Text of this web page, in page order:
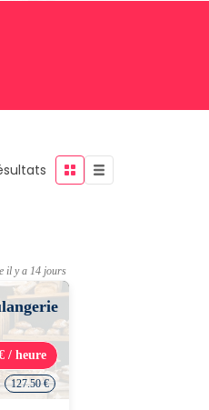
il y a 14 jours
/ heure
127.50 €